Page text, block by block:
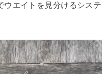
ウエイトを見分けるシステ